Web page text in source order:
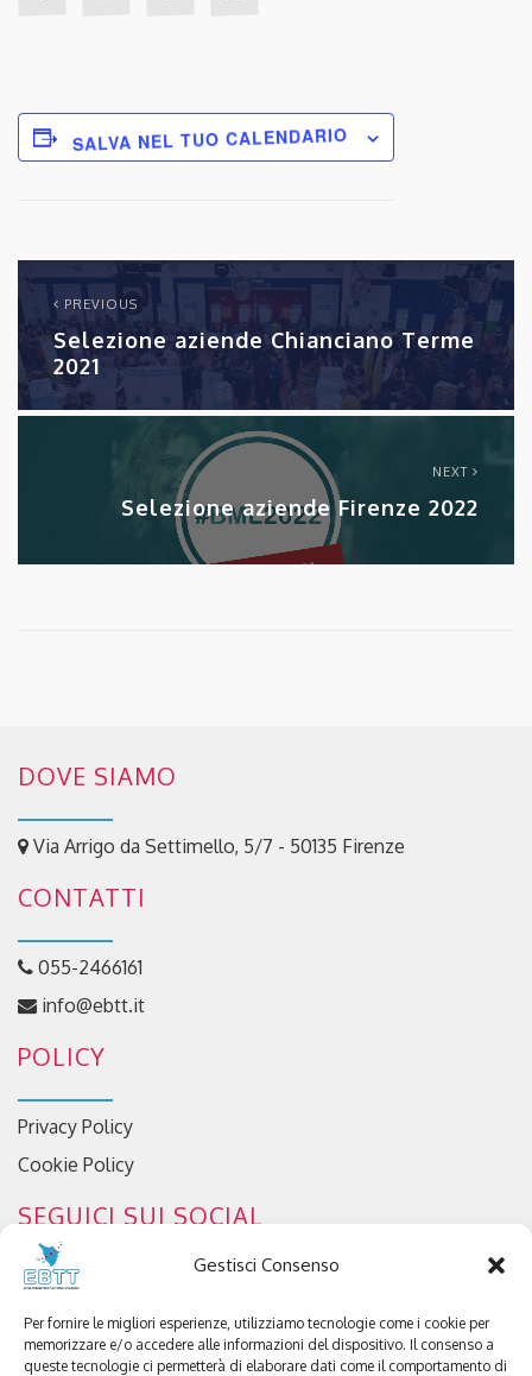
Gestisci Consenso
Per fornire le migliori esperienze, utilizziamo tecnologie come i cookie per
memorizzare e/o accedere alle informazioni del dispositivo. Il consenso a
queste tecnologie ci permetterà di elaborare dati come il comportamento di
SALVA NEL TUO CALENDARIO
PREVIOUS
Selezione aziende Chianciano Terme
2021
NEXT
Selezione aziende Firenze 2022
DOVE SIAMO
Via Arrigo da Settimello, 5/7 - 50135 Firenze
CONTATTI
055-2466161
info@ebtt.it
POLICY
Privacy Policy
Cookie Policy
SEGUICI SUI SOCIAL